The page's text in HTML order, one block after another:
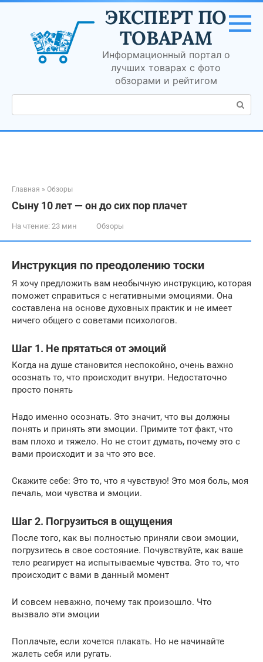
Перейти
контенту
ЭКСПЕРТ ПО
ТОВАРАМ
Информационный портал о
лучших товарах с фото
обзорами и рейтигом
Поиск:
Главная » Обзоры
Сыну 10 лет — он до сих пор плачет
На чтение: 23 мин Обзоры
Инструкция по преодолению тоски
Я хочу предложить вам необычную инструкцию, которая
поможет справиться с негативными эмоциями. Она
составлена на основе духовных практик и не имеет
ничего общего с советами психологов.
Шаг 1. Не прятаться от эмоций
Когда на душе становится неспокойно, очень важно
осознать то, что происходит внутри. Недостаточно
просто понять
Надо именно осознать. Это значит, что вы должны
понять и принять эти эмоции. Примите тот факт, что
вам плохо и тяжело. Но не стоит думать, почему это с
вами происходит и за что это все.
Скажите себе: Это то, что я чувствую! Это моя боль, моя
печаль, мои чувства и эмоции.
Шаг 2. Погрузиться в ощущения
После того, как вы полностью приняли свои эмоции,
погрузитесь в свое состояние. Почувствуйте, как ваше
тело реагирует на испытываемые чувства. Это то, что
происходит с вами в данный момент
И совсем неважно, почему так произошло. Что
вызвало эти эмоции
Поплачьте, если хочется плакать. Но не начинайте
жалеть себя или ругать.